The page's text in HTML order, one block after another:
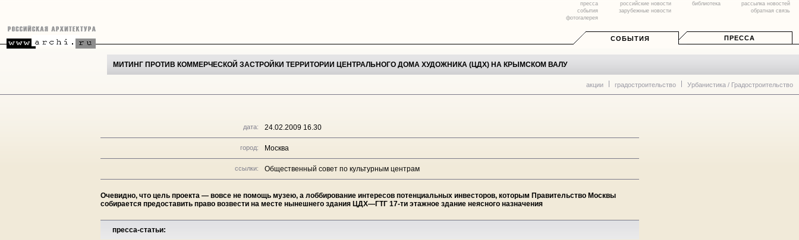
пресса
события
фотогалерея
российские новости
зарубежные новости
библиотека
рассылка новостей
обратная связь
СОБЫТИЯ ПРЕССА
МИТИНГ ПРОТИВ КОММЕРЧЕСКОЙ ЗАСТРОЙКИ ТЕРРИТОРИИ ЦЕНТРАЛЬНОГО ДОМА ХУДОЖНИКА (ЦДХ) НА КРЫМСКОМ ВАЛУ
акции градостроительство Урбанистика / Градостроительство
дата: 24.02.2009 16.30
город: Москва
ссылки: Общественный совет по культурным центрам
Очевидно, что цель проекта — вовсе не помощь музею, а лоббирование интересов потенциальных инвесторов, которым Правительство Москвы
собирается предоставить право возвести на месте нынешнего здания ЦДХ—ГТГ 17-ти этажное здание неясного назначения
пресса-статьи: